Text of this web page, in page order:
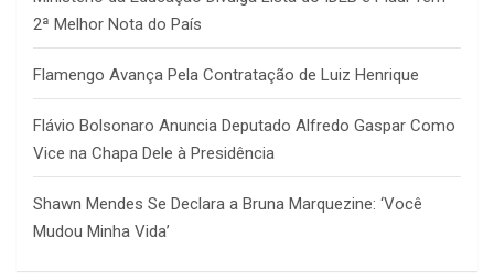
2ª Melhor Nota do País
Flamengo Avança Pela Contratação de Luiz Henrique
Flávio Bolsonaro Anuncia Deputado Alfredo Gaspar Como
Vice na Chapa Dele à Presidência
Shawn Mendes Se Declara a Bruna Marquezine: ‘Você
Mudou Minha Vida’